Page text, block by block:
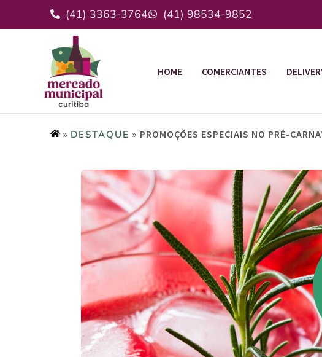
(41) 3363-3764 (41) 98534-9852
HOME COMERCIANTES
» DESTAQUE » PROMOÇÕES ESPECIAIS NO PRÉ-